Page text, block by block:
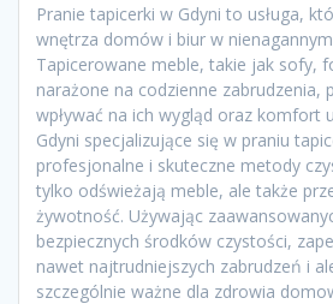
Pranie tapicerki w Gdyni to usługa,
wnętrza domów i biur w
Tapicerowane meble, takie jak sofy,
narażone na codzienne zabrudzenia,
wpływać na ich wygląd oraz komfort
Gdyni specjalizujące się w praniu
profesjonalne i skuteczne metody
tylko odświeżają meble, ale także
żywotność. Używając
bezpiecznych środków czystości,
nawet najtrudniejszych zabrudzeń i
szczególnie ważne dla zdrowia